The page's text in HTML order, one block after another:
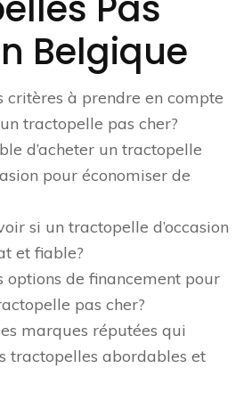
Belgique
critères à prendre en compte
tractopelle pas cher?
d’acheter un tractopelle
pour économiser de
si un tractopelle d’occasion
et fiable?
options de financement pour
pas cher?
marques réputées qui
tractopelles abordables et